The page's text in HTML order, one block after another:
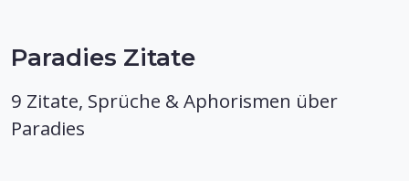
Paradies Zitate
9 Zitate, Sprüche & Aphorismen über
Paradies